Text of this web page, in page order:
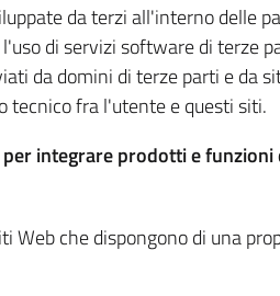
da terzi all'interno delle
di servizi software di terze
da domini di terze parti e da
tecnico fra l'utente e questi siti.
integrare prodotti e
che dispongono di una